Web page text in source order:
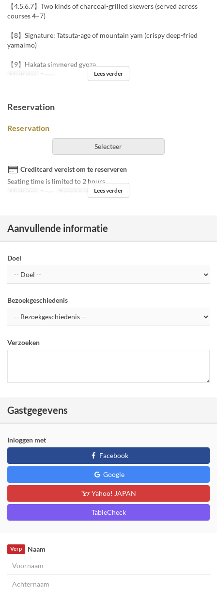
【4.5.6.7】Two kinds of charcoal-grilled skewers (served across
courses 4–7)
【8】Signature: Tatsuta-age of mountain yam (crispy deep-fried
yamaimo)
【9】Hakata simmered gyoza
Maaltijden Diner Lees verder
Reservation
Reservation
Selecteer
Creditcard vereist om te reserveren
Seating time is limited to 2 hours.
Maaltijden Diner Bestellimiet ~ 9
Lees verder
Aanvullende informatie
Doel
Bezoekgeschiedenis
Verzoeken
Gastgegevens
Inloggen met
Facebook
Google
Yahoo! JAPAN
TableCheck
Naam
Verp